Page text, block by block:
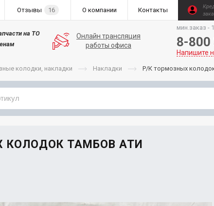
Отзывы 16 О компании Контакты
на ТО
Онлайн трансляция
работы офиса
мин.заказ -
8-800
Напишите
колодки, накладки Накладки Р/К тормозных
КОЛОДОК ТАМБОВ АТИ